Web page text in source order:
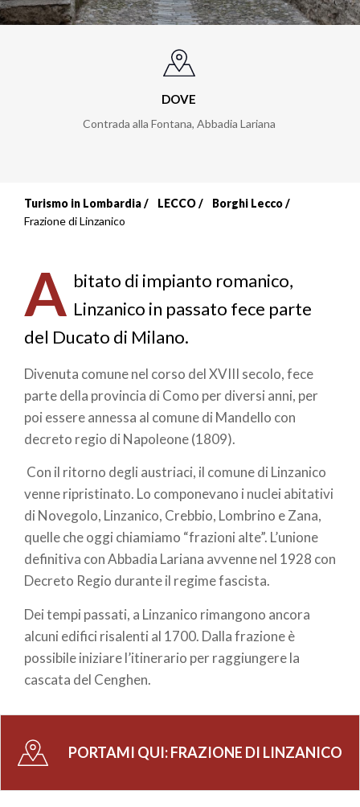
DOVE
Contrada alla Fontana, Abbadia Lariana
Briciole
pane
Turismo in Lombardia LECCO
Borghi Lecco
Frazione di Linzanico
A bitato di impianto romanico,
Linzanico in passato fece parte
del Ducato di Milano.
Divenuta comune nel corso del XVIII secolo, fece
parte della provincia di Como per diversi anni, per
poi essere annessa al comune di Mandello con
decreto regio di Napoleone (1809).
Con il ritorno degli austriaci, il comune di Linzanico
venne ripristinato. Lo componevano i nuclei abitativi
di Novegolo, Linzanico, Crebbio, Lombrino e Zana,
quelle che oggi chiamiamo “frazioni alte”. L’unione
definitiva con Abbadia Lariana avvenne nel 1928 con
Decreto Regio durante il regime fascista.
Dei tempi passati, a Linzanico rimangono ancora
alcuni edifici risalenti al 1700. Dalla frazione è
possibile iniziare l’itinerario per raggiungere la
cascata del Cenghen.
PORTAMI QUI:FRAZIONE DI LINZANICO